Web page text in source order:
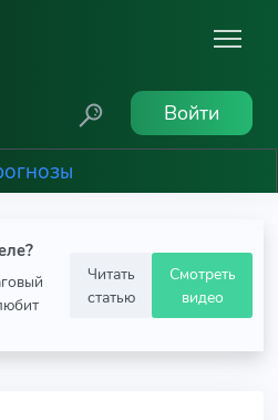
Войти
Читать
статью
Смотреть
видео